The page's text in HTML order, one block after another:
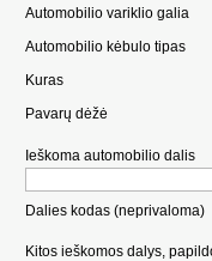
Automobilio variklio galia
Automobilio kėbulo tipas
Kuras
Pavarų dėžė
Ieškoma automobilio dalis
Dalies kodas (neprivaloma)
Kitos ieškomos dalys,